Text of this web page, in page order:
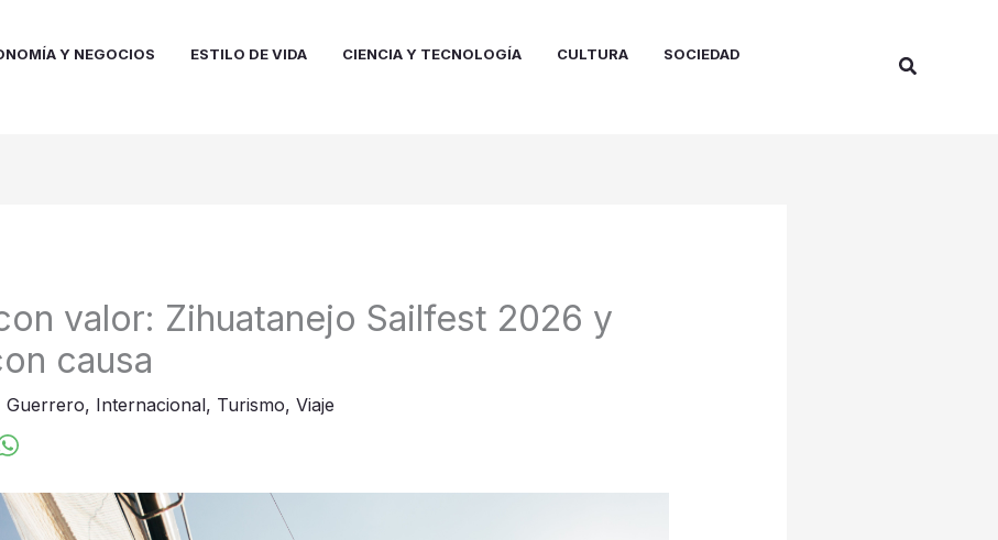
Y NEGOCIOS ESTILO DE VIDA CIENCIA Y TECNOLOGÍA CULTURA
SOCIEDAD
Buscar
valor: Zihuatanejo Sailfest 2026 y
causa
Guerrero, Internacional, Turismo, Viaje